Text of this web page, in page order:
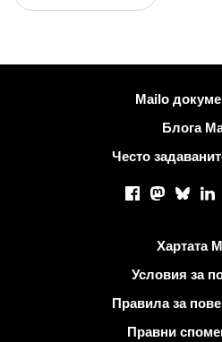
Повече информацияMailo
Блога
Често
Facebook
Mastodon
Bluesky
Хартата
Условия за
Правила за
Правни